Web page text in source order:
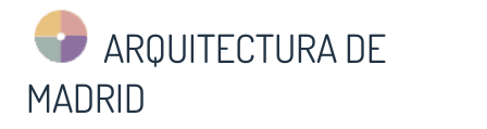
ARQUITECTURA DE
MADRID